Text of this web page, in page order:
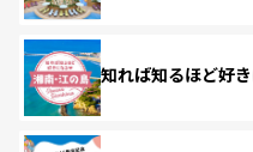
知れば知るほど好